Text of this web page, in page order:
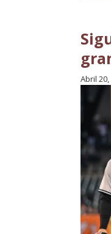
Abril 20,